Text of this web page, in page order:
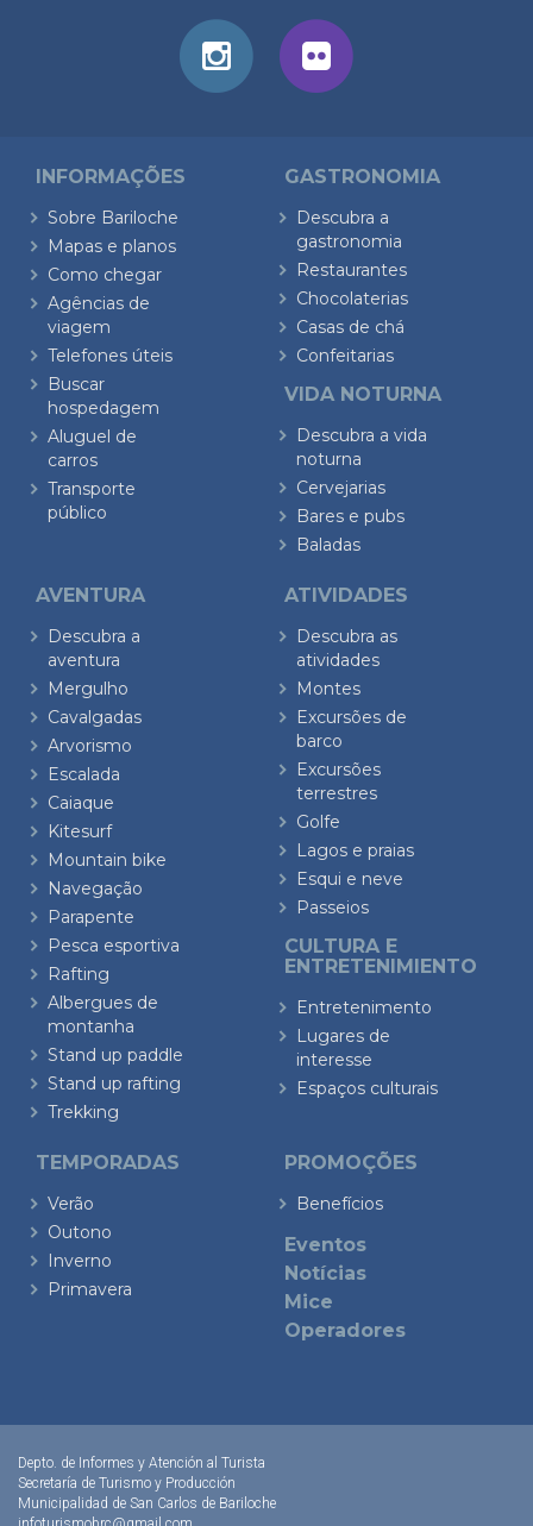
INFORMAÇÕES
Sobre Bariloche
Mapas e planos
Como chegar
Agências de
viagem
Telefones úteis
Buscar
hospedagem
Aluguel de
carros
Transporte
público
GASTRONOMIA
Descubra a
gastronomia
Restaurantes
Chocolaterias
Casas de chá
Confeitarias
VIDA NOTURNA
Descubra a vida
noturna
Cervejarias
Bares e pubs
Baladas
AVENTURA
Descubra a
aventura
Mergulho
Cavalgadas
Arvorismo
Escalada
Caiaque
Kitesurf
Mountain bike
Navegação
Parapente
Pesca esportiva
Rafting
Albergues de
montanha
Stand up paddle
Stand up rafting
Trekking
ATIVIDADES
Descubra as
atividades
Montes
Excursões de
barco
Excursões
terrestres
Golfe
Lagos e praias
Esqui e neve
Passeios
CULTURA E
ENTRETENIMIENTO
Entretenimento
Lugares de
interesse
Espaços culturais
TEMPORADAS
Verão
Outono
Inverno
Primavera
PROMOÇÕES
Benefícios
Eventos
Notícias
Mice
Operadores
Depto. de Informes y Atención al Turista
Secretaría de Turismo y Producción
Municipalidad de San Carlos de Bariloche